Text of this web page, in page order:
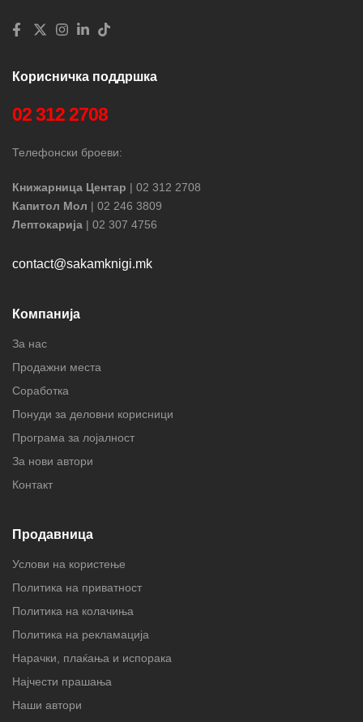
Корисничка поддршка
02 312 2708
Телефонски броеви:
Книжарница Центар | 02 312 2708
Капитол Мол | 02 246 3809
Лептокарија | 02 307 4756
contact@sakamknigi.mk
Компанија
За нас
Продажни места
Соработка
Понуди за деловни корисници
Програма за лојалност
За нови автори
Контакт
Продавница
Услови на користење
Политика на приватност
Политика на колачиња
Политика на рекламација
Нарачки, плаќања и испорака
Најчести прашања
Наши автори